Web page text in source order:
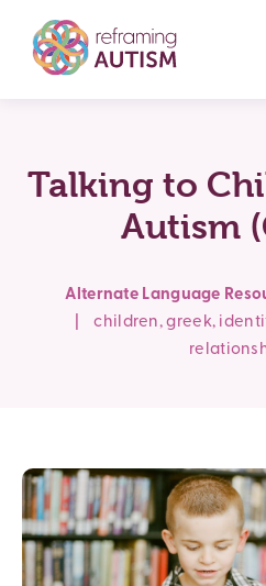
Talking to
Autism
Alternate Language
children,greek,